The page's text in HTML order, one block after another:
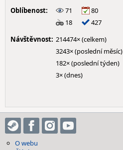
Oblíbenost:
71
80
18
427
Návštěvnost: 214474× (celkem)
3243× (poslední měsíc)
182× (poslední týden)
3× (dnes)
O webu